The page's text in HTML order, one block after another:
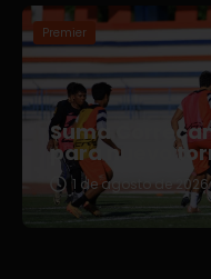
Premier
Suma
para nuevo
1 de agosto de 2026